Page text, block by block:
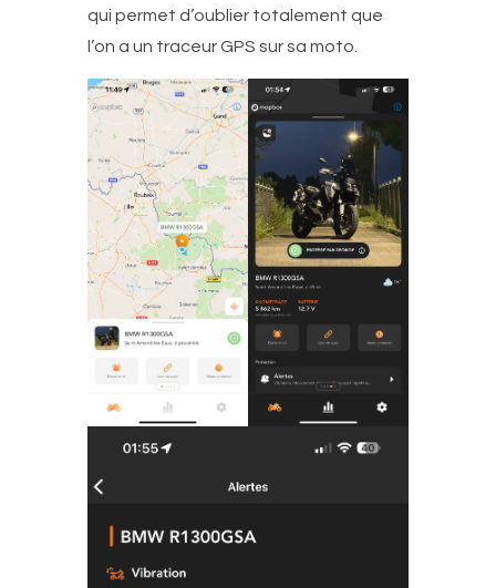
qui permet d’oublier totalement que
l’on a un traceur GPS sur sa moto.